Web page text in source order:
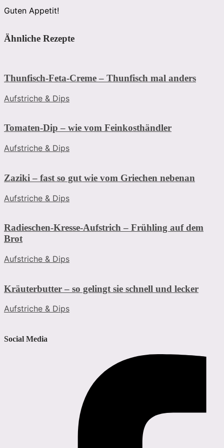
Guten Appetit!
Ähnliche Rezepte
Thunfisch-Feta-Creme – Thunfisch mal anders
Aufstriche & Dips
Tomaten-Dip – wie vom Feinkosthändler
Aufstriche & Dips
Zaziki – fast so gut wie vom Griechen nebenan
Aufstriche & Dips
Radieschen-Kresse-Aufstrich – Frühling auf dem
Brot
Aufstriche & Dips
Kräuterbutter – so gelingt sie schnell und lecker
Aufstriche & Dips
Social Media